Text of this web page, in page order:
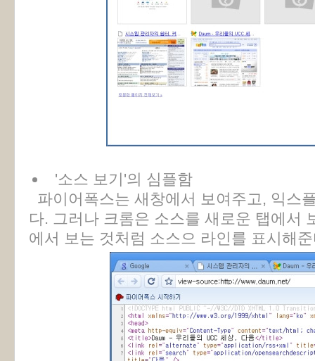
'소스 보기'의 심플함
파이어폭스는 새창에서 보여주고, 익스
다. 그러나 크롬은 소스를 새로운 탭에서
에서 보는 것처럼 소스으 라인를 표시해